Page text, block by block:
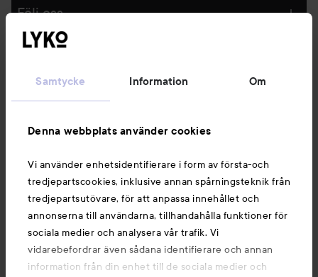
Samtycke Information Om
Denna webbplats använder cookies
Vi använder enhetsidentifierare i form av första-och
tredjepartscookies, inklusive annan spårningsteknik från
tredjepartsutövare, för att anpassa innehållet och
annonserna till användarna, tillhandahålla funktioner för
sociala medier och analysera vår trafik. Vi
vidarebefordrar även sådana identifierare och annan
information från din enhet till de sociala medier och
Följ oss
Du kanske också gillar